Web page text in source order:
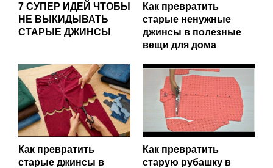
7 СУПЕР ИДЕЙ ЧТОБЫ
НЕ ВЫКИДЫВАТЬ
СТАРЫЕ ДЖИНСЫ
Как превратить
старые ненужные
джинсы в полезные
вещи для дома
Как превратить
старые джинсы в
Как превратить
старую рубашку в